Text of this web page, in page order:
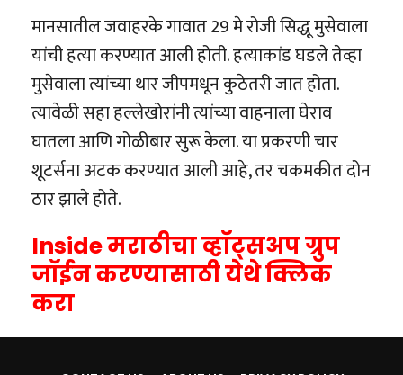
मानसातील जवाहरके गावात 29 मे रोजी सिद्धू मुसेवाला
यांची हत्या करण्यात आली होती. हत्याकांड घडले तेव्हा
मुसेवाला त्यांच्या थार जीपमधून कुठेतरी जात होता.
त्यावेळी सहा हल्लेखोरांनी त्यांच्या वाहनाला घेराव
घातला आणि गोळीबार सुरू केला. या प्रकरणी चार
शूटर्सना अटक करण्यात आली आहे, तर चकमकीत दोन
ठार झाले होते.
Inside मराठीचा व्हॉट्सअप ग्रुप
जॉईन करण्यासाठी येथे क्लिक
करा